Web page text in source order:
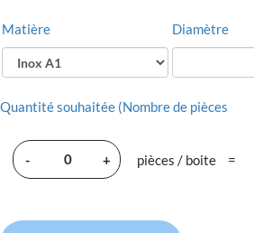
Matière Diamètre
Quantité souhaitée (Nombre de pièces
- + pièces / boite =